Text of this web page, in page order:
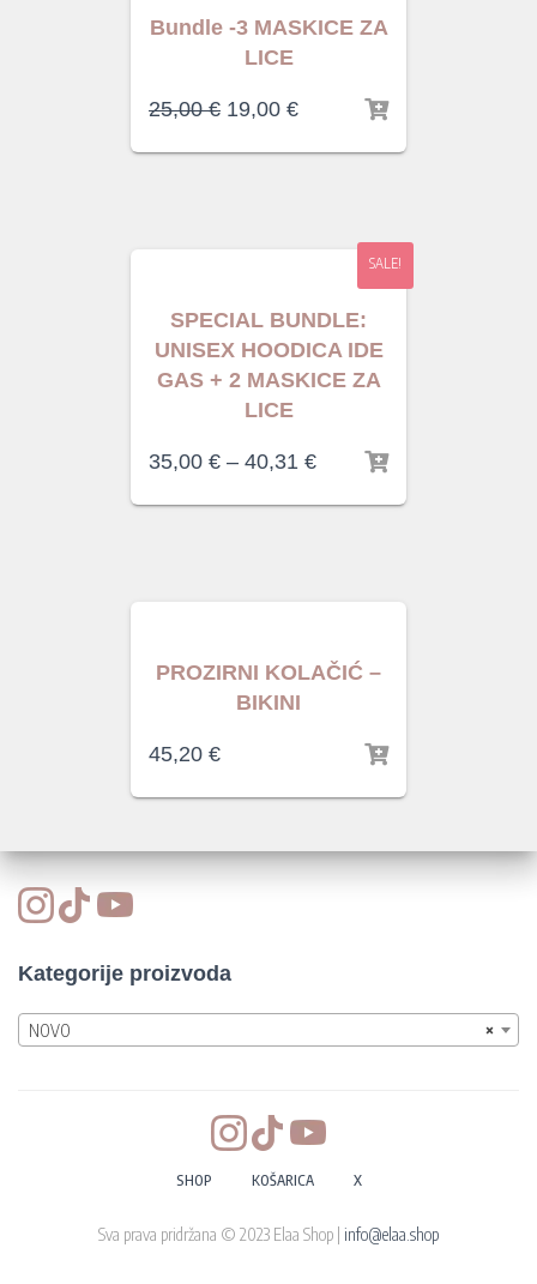
Bundle -3 MASKICE ZA
LICE
25,00€ 19,00 €
SALE!
SPECIAL BUNDLE:
UNISEX HOODICA IDE
GAS + 2 MASKICE ZA
LICE
35,00 € – 40,31 €
PROZIRNI KOLAČIĆ –
BIKINI
45,20 €
Kategorije proizvoda
×
NOVO
SHOP KOŠARICA X
Sva prava pridržana © 2023 Elaa Shop | info@elaa.shop